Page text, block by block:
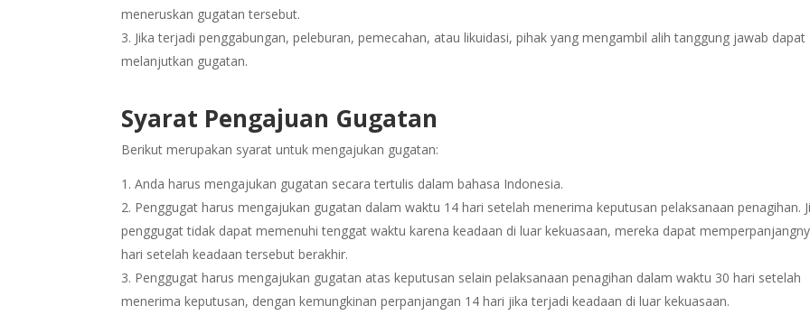
meneruskan gugatan tersebut.
Jika terjadi penggabungan, peleburan, pemecahan, atau likuidasi, pihak yang mengambil alih tanggung jawab dapat
melanjutkan gugatan.
Syarat Pengajuan Gugatan
Berikut merupakan syarat untuk mengajukan gugatan:
Anda harus mengajukan gugatan secara tertulis dalam bahasa Indonesia.
Penggugat harus mengajukan gugatan dalam waktu 14 hari setelah menerima keputusan pelaksanaan penagihan.
penggugat tidak dapat memenuhi tenggat waktu karena keadaan di luar kekuasaan, mereka dapat
hari setelah keadaan tersebut berakhir.
Penggugat harus mengajukan gugatan atas keputusan selain pelaksanaan penagihan dalam waktu 30 hari setelah
menerima keputusan, dengan kemungkinan perpanjangan 14 hari jika terjadi keadaan di luar kekuasaan.